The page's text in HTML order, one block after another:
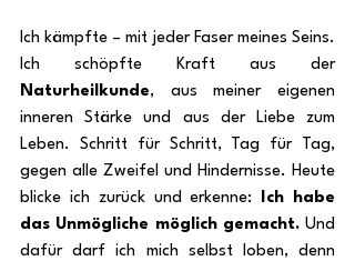
Ich kämpfte – mit jeder Faser meines Seins.
Ich schöpfte Kraft aus der
Naturheilkunde, aus meiner eigenen
inneren Stärke und aus der Liebe zum
Leben. Schritt für Schritt, Tag für Tag,
gegen alle Zweifel und Hindernisse. Heute
blicke ich zurück und erkenne:
Ich habe
das Unmögliche möglich gemacht. Und
dafür darf ich mich selbst loben, denn